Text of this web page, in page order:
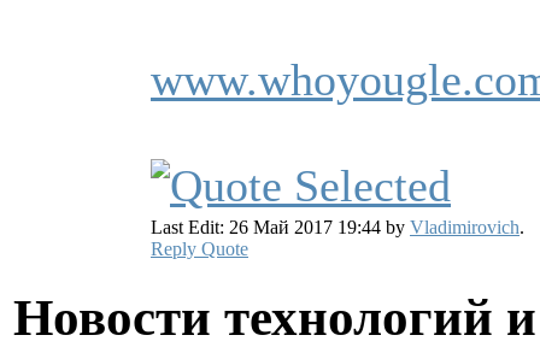
Last Edit: 26 Май 2017 19:44 by Vladimirovich.
Reply Quote
Новости технологий